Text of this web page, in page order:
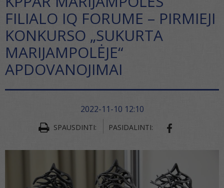
FILIALO IQ FORUME – PIRMIEJI
KONKURSO „SUKURTA
MARIJAMPOLĖJE“
APDOVANOJIMAI
2022-11-10 12:10
SPAUSDINTI: PASIDALINTI: